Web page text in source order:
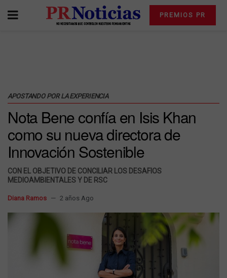
PREMIOS PR
APOSTANDO POR LA EXPERIENCIA
Nota Bene confía en Isis Khan
como su nueva directora de
Innovación Sostenible
CON EL OBJETIVO DE CONCILIAR LOS DESAFIOS
MEDIOAMBIENTALES Y DE RSC
Diana Ramos 2 años Ago